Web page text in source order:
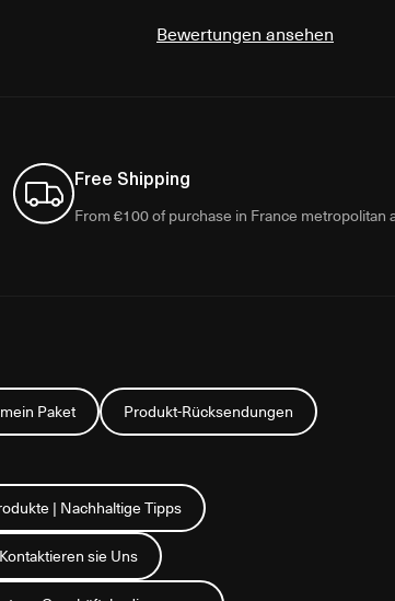
Bewertungen ansehen
Free Shipping
From €100 of purchase in France metropolitan
Paket Produkt-Rücksendungen
| Nachhaltige Tipps
Kontaktieren sie Uns